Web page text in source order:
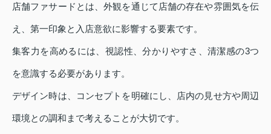
店舗ファサードとは、外観を通じて店舗の存在や雰囲気を伝
え、第一印象と入店意欲に影響する要素です。
集客力を高めるには、視認性、分かりやすさ、清潔感の3つ
を意識する必要があります。
デザイン時は、コンセプトを明確にし、店内の見せ方や周辺
環境との調和まで考えることが大切です。